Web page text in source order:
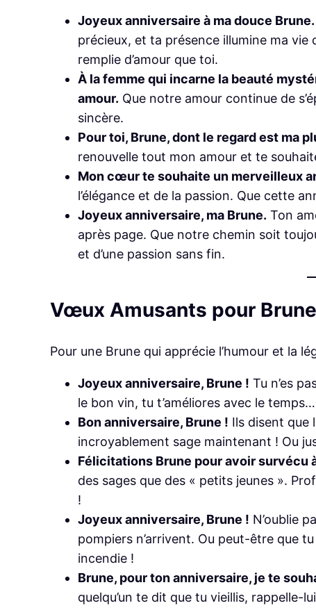
Joyeux anniversaire à ma douce Brune.
précieux, et ta présence illumine ma
remplie d’amour que toi.
À la femme qui incarne la beauté
amour. Que notre amour continue de
sincère.
Pour toi, Brune, dont le regard est ma
renouvelle tout mon amour et te
Mon cœur te souhaite un merveilleux
l’élégance et de la passion. Que cette
Joyeux anniversaire, ma Brune. Ton
après page. Que notre chemin soit
et d’une passion sans fin.
Vœux Amusants pour Brune
Pour une Brune qui apprécie l’humour et la
Joyeux anniversaire, Brune ! Tu n’es
le bon vin, tu t’améliores avec le
Bon anniversaire, Brune ! Ils disent que
incroyablement sage maintenant ! Ou
Félicitations Brune pour avoir survécu
des sages que des « petits jeunes ».
!
Joyeux anniversaire, Brune ! N’oublie
pompiers n’arrivent. Ou peut-être que
incendie !
Brune, pour ton anniversaire, je te
quelqu’un te dit que tu vieillis, rappelle-